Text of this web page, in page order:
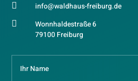
 info@waldhaus-freiburg.de

Wonnhaldestraße 6
79100 Freiburg